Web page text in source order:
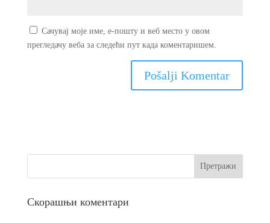
Сачувај моје име, е-пошту и веб место у овом
прегледачу веба за следећи пут када коментаришем.
Скорашњи коментари